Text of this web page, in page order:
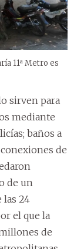
11ª Metro es
sirven para
mediante
baños a
de
de un
las 24
el que la
de